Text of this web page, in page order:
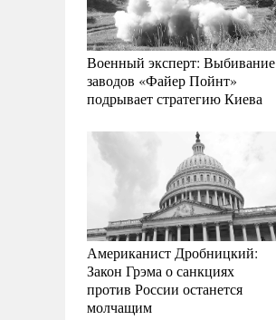
Военный эксперт: Выбивание
заводов «Файер Пойнт»
подрывает стратегию Киева
Американист Дробницкий:
Закон Грэма о санкциях
против России останется
молчащим